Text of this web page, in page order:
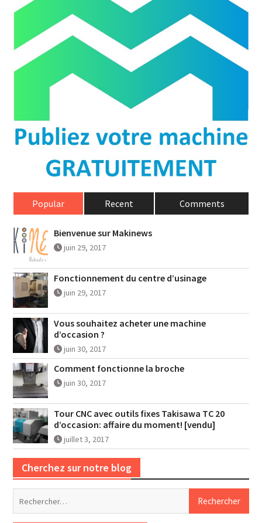
Popular Recent Comments
Bienvenue sur Makinews
juin 29, 2017
Fonctionnement du centre d’usinage
juin 29, 2017
Vous souhaitez acheter une machine
d’occasion ?
juin 30, 2017
Comment fonctionne la broche
juin 30, 2017
Tour CNC avec outils fixes Takisawa TC 20
d’occasion: affaire du moment! [vendu]
juillet 3, 2017
Cherchez sur notre blog